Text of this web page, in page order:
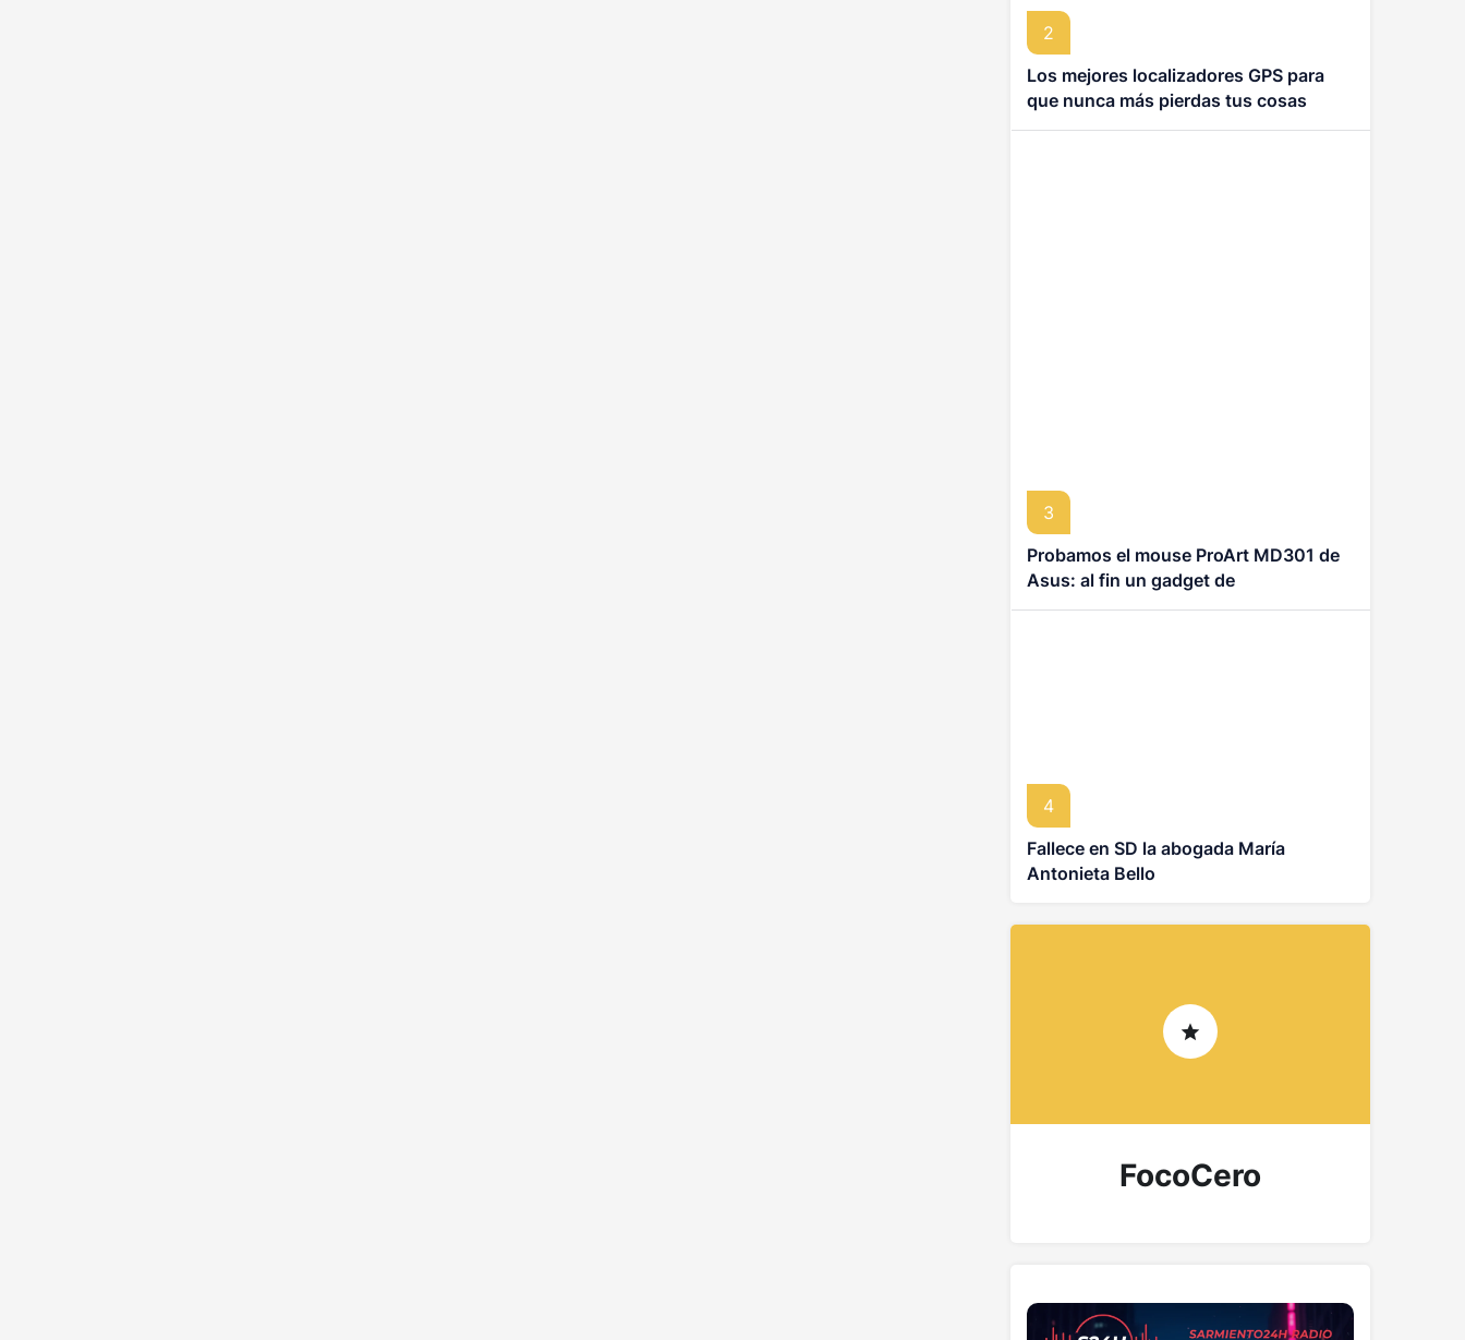
2
Los mejores localizadores GPS para
que nunca más pierdas tus cosas
3
Probamos el mouse ProArt MD301 de
Asus: al fin un gadget de
productividad que no se siente
4
Fallece en SD la abogada María
Antonieta Bello
FocoCero